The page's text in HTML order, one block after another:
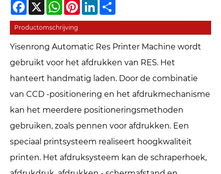
Facebook
X WhatsAppPinterestLinkedIn
Productomschrijving
Yisenrong Automatic Res Printer Machine wordt
gebruikt voor het afdrukken van RES. Het
hanteert handmatig laden. Door de combinatie
van CCD -positionering en het afdrukmechanisme
kan het meerdere positioneringsmethoden
gebruiken, zoals pennen voor afdrukken. Een
speciaal printsysteem realiseert hoogkwaliteit
printen. Het afdruksysteem kan de schraperhoek,